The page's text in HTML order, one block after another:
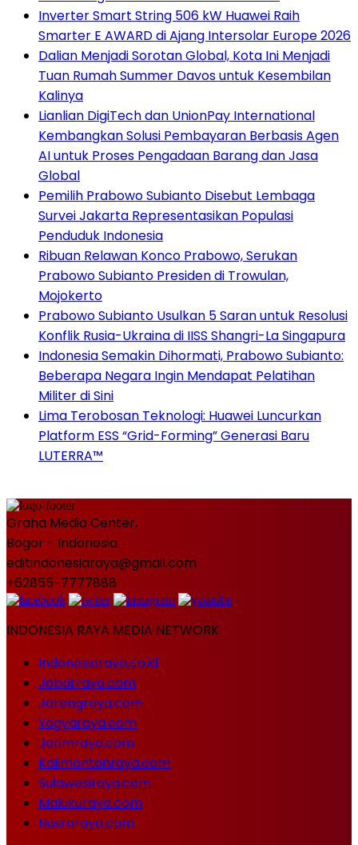
Inverter Smart String 506 kW Huawei Raih
Smarter E AWARD di Ajang Intersolar Europe 2026
Dalian Menjadi Sorotan Global, Kota Ini Menjadi
Tuan Rumah Summer Davos untuk Kesembilan
Kalinya
Lianlian DigiTech dan UnionPay International
Kembangkan Solusi Pembayaran Berbasis Agen
AI untuk Proses Pengadaan Barang dan Jasa
Global
Pemilih Prabowo Subianto Disebut Lembaga
Survei Jakarta Representasikan Populasi
Penduduk Indonesia
Ribuan Relawan Konco Prabowo, Serukan
Prabowo Subianto Presiden di Trowulan,
Mojokerto
Prabowo Subianto Usulkan 5 Saran untuk Resolusi
Konflik Rusia-Ukraina di IISS Shangri-La Singapura
Indonesia Semakin Dihormati, Prabowo Subianto:
Beberapa Negara Ingin Mendapat Pelatihan
Militer di Sini
Lima Terobosan Teknologi: Huawei Luncurkan
Platform ESS “Grid-Forming” Generasi Baru
LUTERRA™
Graha Media Center,
Bogor - Indonesia
editindonesiaraya@gmail.com
+62855-7777888
INDONESIA RAYA MEDIA NETWORK
Indonesiaraya.co.id
Jabarraya.com
Jatengraya.com
Yogyaraya.com
Jatimraya.com
Kalimantanraya.com
Sulawesiraya.com
Malukuraya.com
Nusraraya.com